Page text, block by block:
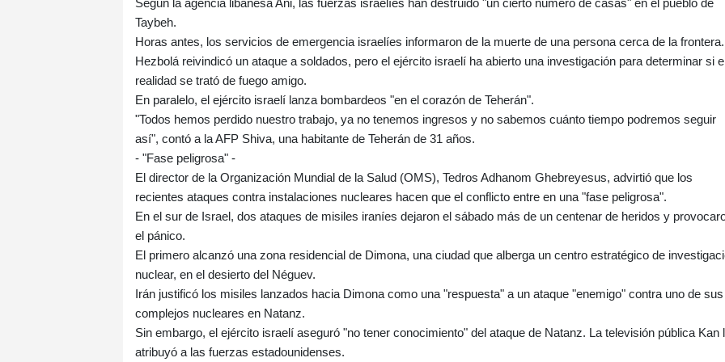
Según la agencia libanesa Ani, las fuerzas israelíes han destruido "un cierto número de casas" en el pueblo de
Taybeh.
Horas antes, los servicios de emergencia israelíes informaron de la muerte de una persona cerca de la frontera.
Hezbolá reivindicó un ataque a soldados, pero el ejército israelí ha abierto una investigación para determinar si
realidad se trató de fuego amigo.
En paralelo, el ejército israelí lanza bombardeos "en el corazón de Teherán".
"Todos hemos perdido nuestro trabajo, ya no tenemos ingresos y no sabemos cuánto tiempo podremos seguir
así", contó a la AFP Shiva, una habitante de Teherán de 31 años.
- "Fase peligrosa" -
El director de la Organización Mundial de la Salud (OMS), Tedros Adhanom Ghebreyesus, advirtió que los
recientes ataques contra instalaciones nucleares hacen que el conflicto entre en una "fase peligrosa".
En el sur de Israel, dos ataques de misiles iraníes dejaron el sábado más de un centenar de heridos y
el pánico.
El primero alcanzó una zona residencial de Dimona, una ciudad que alberga un centro estratégico de
nuclear, en el desierto del Néguev.
Irán justificó los misiles lanzados hacia Dimona como una "respuesta" a un ataque "enemigo" contra uno de sus
complejos nucleares en Natanz.
Sin embargo, el ejército israelí aseguró "no tener conocimiento" del ataque de Natanz. La televisión pública Kan
atribuyó a las fuerzas estadounidenses.